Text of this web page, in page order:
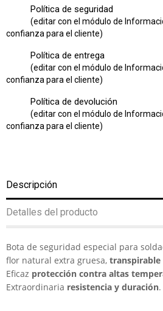
Política de seguridad
(editar con el módulo de
confianza para el cliente)
Política de entrega
(editar con el módulo de
confianza para el cliente)
Política de devolución
(editar con el módulo de
confianza para el cliente)
Descripción
Detalles del producto
Bota de seguridad especial para
flor natural extra gruesa, transpirable
Eficaz protección contra altas
Extraordinaria resistencia y duración.